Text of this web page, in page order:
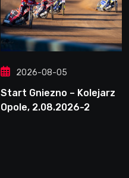
2026-08-05
Start Gniezno – Kolejarz
Opole, 2.08.2026-2